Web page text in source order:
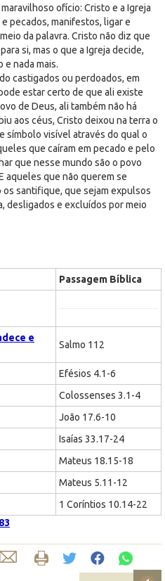
ofício: Cristo e a Igreja
pecados, manifestos, ligar e
da palavra. Cristo não diz que
si, mas o que a Igreja decide,
e nada mais.
castigados ou perdoados, em
estar certo de que ali existe
de Deus, ali também não há
aos céus, Cristo deixou na terra o
símbolo visível através do qual o
que caíram em pecado e pelo
que nesse mundo são o povo
aqueles que não querem se
santifique, que sejam expulsos
desligados e excluídos por meio
Passagem Bíblica
e
Salmo 112
Efésios 4.1-6
Colossenses 3.1-4
João 17.6-10
Isaías 33.17-24
Mateus 18.15-18
Mateus 5.11-12
1 Coríntios 10.14-22